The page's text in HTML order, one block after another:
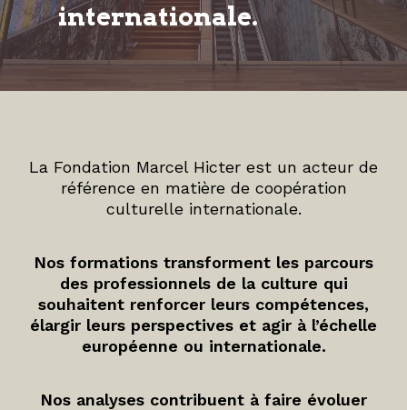
internationale.
La Fondation Marcel Hicter est un acteur de
référence en matière de coopération
culturelle internationale.
Nos formations transforment les parcours
des professionnels de la culture qui
souhaitent renforcer leurs compétences,
élargir leurs perspectives et agir à l’échelle
européenne ou internationale.
Nos analyses contribuent à faire évoluer